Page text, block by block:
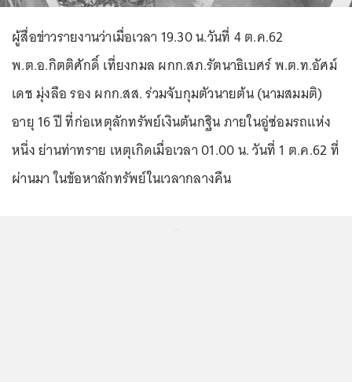
ผู้สื่อข่าวรายงานว่าเมื่อเวลา 19.30 น.วันที่ 4 ต.ค.62
พ.ต.อ.กิตติศักดิ์ เที่ยงกมล ผกก.สภ.รัตนาธิเบศร์ พ.ต.ท.อัศม์
เดช มุ่งลือ รอง ผกก.สส. ร่วมจับกุมตัวนายต้น (นามสมมติ)
อายุ 16 ปี ที่ก่อเหตุลักทรัพย์เงินต้นกฐิน ภายในอู่ซ่อมรถแห่ง
หนึ่ง ย่านท่าทราย เหตุเกิดเมื่อเวลา 01.00 น. วันที่ 1 ต.ค.62 ที่
ผ่านมา ในข้อหาลักทรัพย์ในเวลากลางคืน